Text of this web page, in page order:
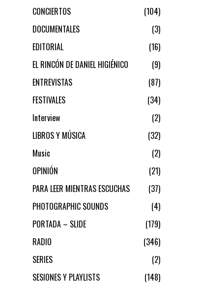
CONCIERTOS
104
DOCUMENTALES
3
EDITORIAL
16
EL RINCÓN DE DANIEL HIGIÉNICO
9
ENTREVISTAS
87
FESTIVALES
34
Interview
2
LIBROS Y MÚSICA
32
Music
2
OPINIÓN
21
PARA LEER MIENTRAS ESCUCHAS
37
PHOTOGRAPHIC SOUNDS
4
PORTADA – SLIDE
179
RADIO
346
SERIES
2
SESIONES Y PLAYLISTS
148